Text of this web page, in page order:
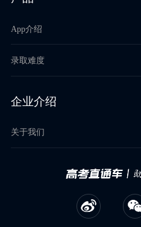
App介绍
录取难度
企业介绍
关于我们